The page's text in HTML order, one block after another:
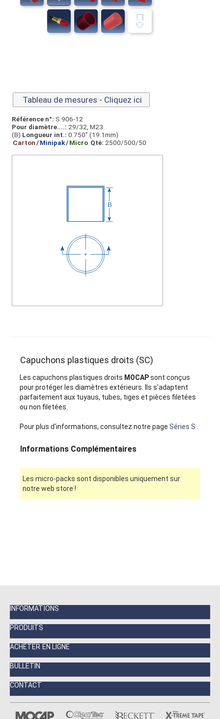
Tableau de mesures - Cliquez ici
Référence n°: S.906-12
Pour diamètre....: 29/32, M23
(B) Longueur int.: 0.750” (19.1mm)
Carton/Minipak/Micro Qté: 2500/500/50
Capuchons plastiques droits (SC)
Les capuchons plastiques droits MOCAPsont conçus
pour protéger les diamètres extérieurs. Ils s'adaptent
parfaitement aux tuyaus, tubes, tiges et pièces filetées
ou non filetées.
Pour plus d'informations, consultez notre pageSéries S
Informations Complémentaires
Les micro-packs sont disponibles uniquement sur
notre web store !
INFORMATIONS
PRODUITS
ACHETER EN LIGNE
BULLETIN
CONTACT